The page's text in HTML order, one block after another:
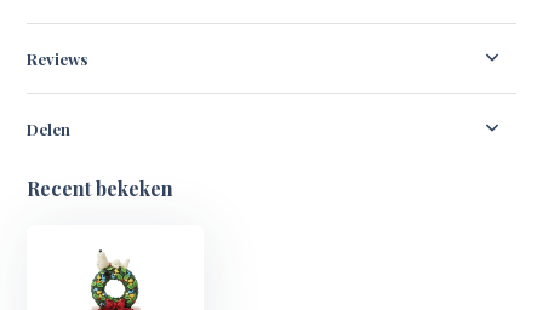
Reviews
Delen
Recent bekeken